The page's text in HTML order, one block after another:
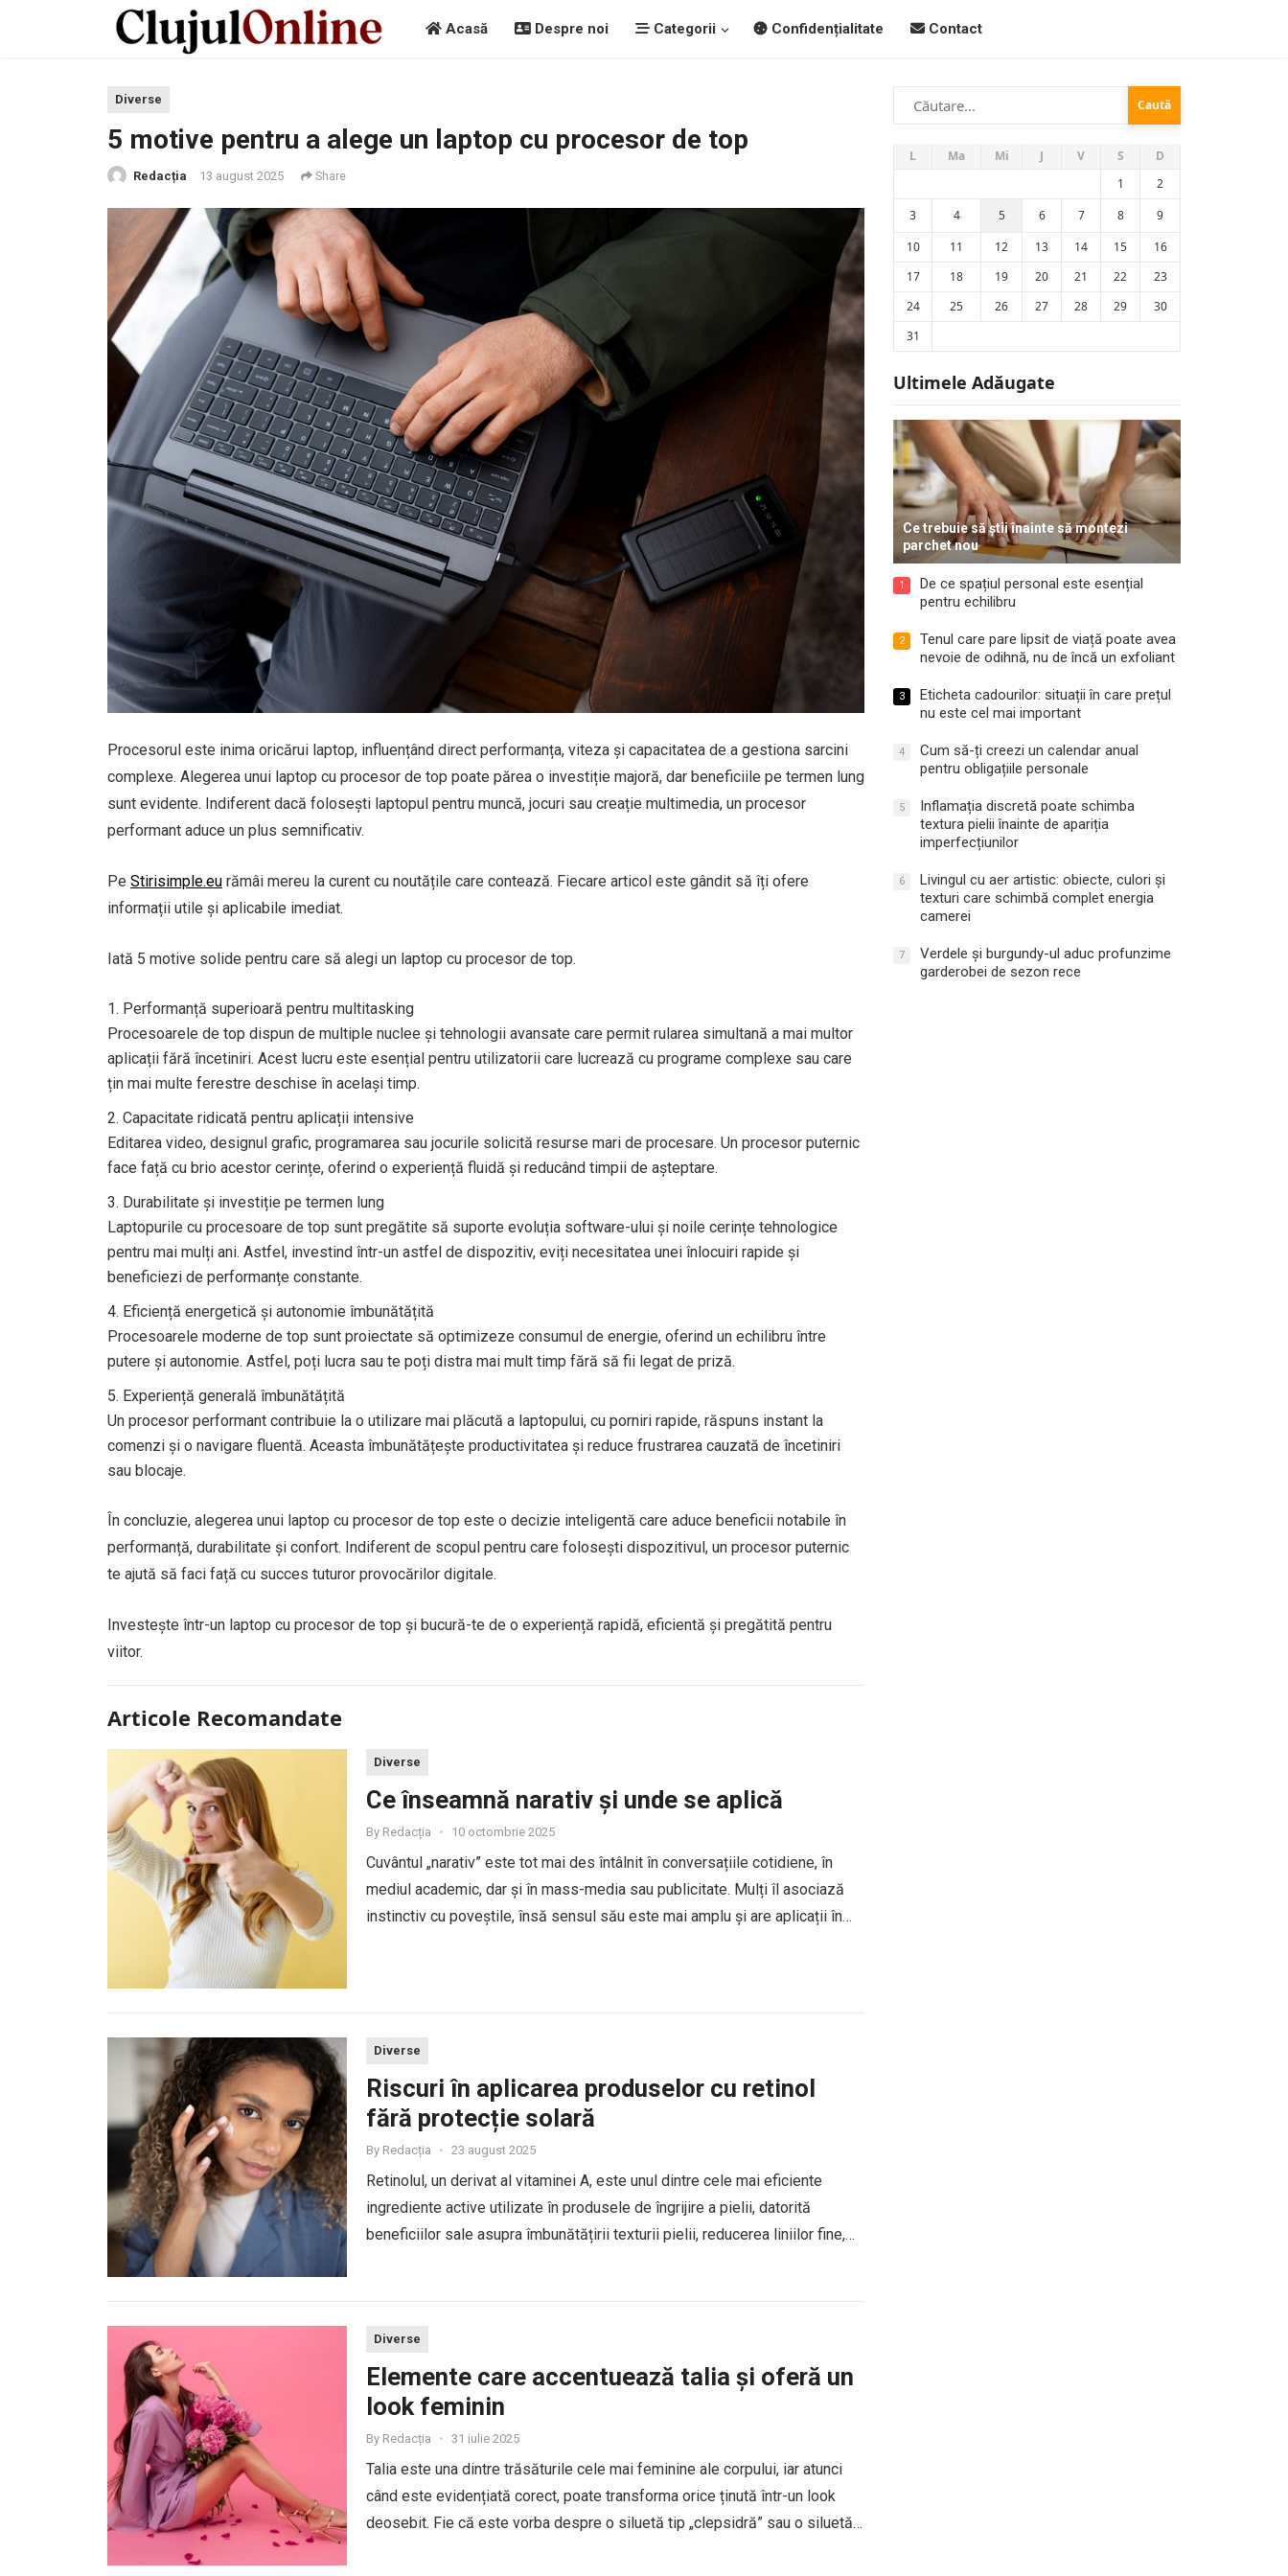
Acasă Despre noi Categorii Confidențialitate Contact
Diverse
5 motive pentru a alege un laptop cu procesor de top
Redacția 13 august 2025 Share
Procesorul este inima oricărui laptop, influențând direct performanța, viteza și capacitatea de a gestiona sarcini
complexe. Alegerea unui laptop cu procesor de top poate părea o investiție majoră, dar beneficiile pe termen lung
sunt evidente. Indiferent dacă folosești laptopul pentru muncă, jocuri sau creație multimedia, un procesor
performant aduce un plus semnificativ.
Pe Stirisimple.eu rămâi mereu la curent cu noutățile care contează. Fiecare articol este gândit să îți ofere
informații utile și aplicabile imediat.
Iată 5 motive solide pentru care să alegi un laptop cu procesor de top.
Performanță superioară pentru multitasking
Procesoarele de top dispun de multiple nuclee și tehnologii avansate care permit rularea simultană a mai multor
aplicații fără încetiniri. Acest lucru este esențial pentru utilizatorii care lucrează cu programe complexe sau care
țin mai multe ferestre deschise în același timp.
Capacitate ridicată pentru aplicații intensive
Editarea video, designul grafic, programarea sau jocurile solicită resurse mari de procesare. Un procesor puternic
face față cu brio acestor cerințe, oferind o experiență fluidă și reducând timpii de așteptare.
Durabilitate și investiție pe termen lung
Laptopurile cu procesoare de top sunt pregătite să suporte evoluția software-ului și noile cerințe tehnologice
pentru mai mulți ani. Astfel, investind într-un astfel de dispozitiv, eviți necesitatea unei înlocuiri rapide și
beneficiezi de performanțe constante.
Eficiență energetică și autonomie îmbunătățită
Procesoarele moderne de top sunt proiectate să optimizeze consumul de energie, oferind un echilibru între
putere și autonomie. Astfel, poți lucra sau te poți distra mai mult timp fără să fii legat de priză.
Experiență generală îmbunătățită
Un procesor performant contribuie la o utilizare mai plăcută a laptopului, cu porniri rapide, răspuns instant la
comenzi și o navigare fluentă. Aceasta îmbunătățește productivitatea și reduce frustrarea cauzată de încetiniri
sau blocaje.
În concluzie, alegerea unui laptop cu procesor de top este o decizie inteligentă care aduce beneficii notabile în
performanță, durabilitate și confort. Indiferent de scopul pentru care folosești dispozitivul, un procesor puternic
te ajută să faci față cu succes tuturor provocărilor digitale.
Investește într-un laptop cu procesor de top și bucură-te de o experiență rapidă, eficientă și pregătită pentru
viitor.
Articole Recomandate
Diverse
Ce înseamnă narativ și unde se aplică
By Redacția • 10 octombrie 2025
Cuvântul „narativ” este tot mai des întâlnit în conversațiile cotidiene, în
mediul academic, dar și în mass-media sau publicitate. Mulți îl asociază
instinctiv cu poveștile, însă sensul său este mai amplu și are aplicații în
Diverse
Riscuri în aplicarea produselor cu retinol
fără protecție solară
By Redacția • 23 august 2025
Retinolul, un derivat al vitaminei A, este unul dintre cele mai eficiente
ingrediente active utilizate în produsele de îngrijire a pielii, datorită
beneficiilor sale asupra îmbunătățirii texturii pielii, reducerea liniilor fine,
Diverse
Elemente care accentuează talia și oferă un
look feminin
By Redacția • 31 iulie 2025
Talia este una dintre trăsăturile cele mai feminine ale corpului, iar atunci
când este evidențiată corect, poate transforma orice ținută într-un look
deosebit. Fie că este vorba despre o siluetă tip „clepsidră” sau o siluetă
Caută
după:
L Ma Mi J V S
D
1
2
3
4 5 6 7 8
9
10
11 12 13 14 15
16
17
18 19 20 21 22
23
24
25 26 27 28 29
30
31
Ultimele Adăugate
Ce trebuie să știi înainte să montezi
parchet nou
1
De ce spațiul personal este esențial
pentru echilibru
2
Tenul care pare lipsit de viață poate avea
nevoie de odihnă, nu de încă un exfoliant
3
Eticheta cadourilor: situații în care prețul
nu este cel mai important
4
Cum să-ți creezi un calendar anual
pentru obligațiile personale
5
Inflamația discretă poate schimba
textura pielii înainte de apariția
imperfecțiunilor
6
Livingul cu aer artistic: obiecte, culori și
texturi care schimbă complet energia
camerei
7
Verdele și burgundy-ul aduc profunzime
garderobei de sezon rece